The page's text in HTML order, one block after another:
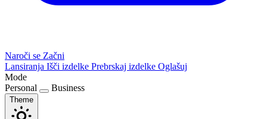
Naroči se Začni
Lansiranja Išči izdelke Prebrskaj izdelke Oglašuj
Mode
Personal
Business
Theme